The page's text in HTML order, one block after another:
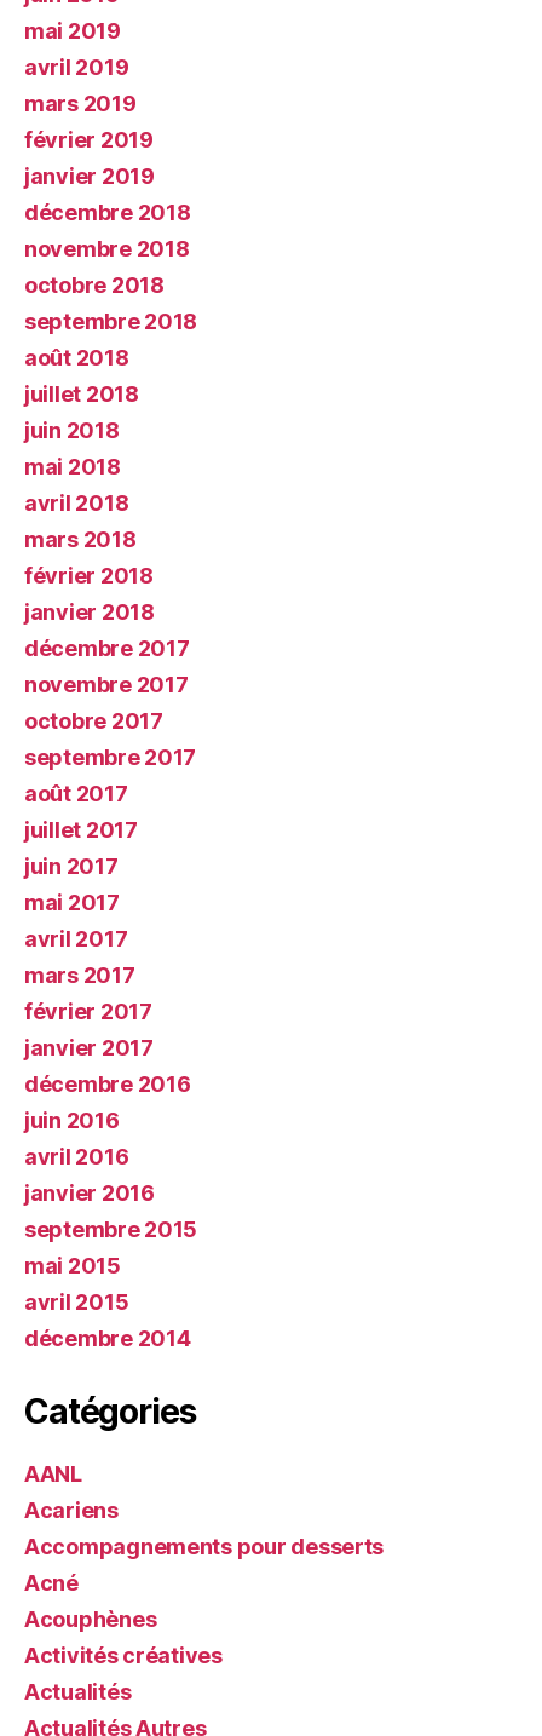
mai 2019
avril 2019
mars 2019
février 2019
janvier 2019
décembre 2018
novembre 2018
octobre 2018
septembre 2018
août 2018
juillet 2018
juin 2018
mai 2018
avril 2018
mars 2018
février 2018
janvier 2018
décembre 2017
novembre 2017
octobre 2017
septembre 2017
août 2017
juillet 2017
juin 2017
mai 2017
avril 2017
mars 2017
février 2017
janvier 2017
décembre 2016
juin 2016
avril 2016
janvier 2016
septembre 2015
mai 2015
avril 2015
décembre 2014
Catégories
AANL
Acariens
Accompagnements pour desserts
Acné
Acouphènes
Activités créatives
Actualités
Actualités Autres